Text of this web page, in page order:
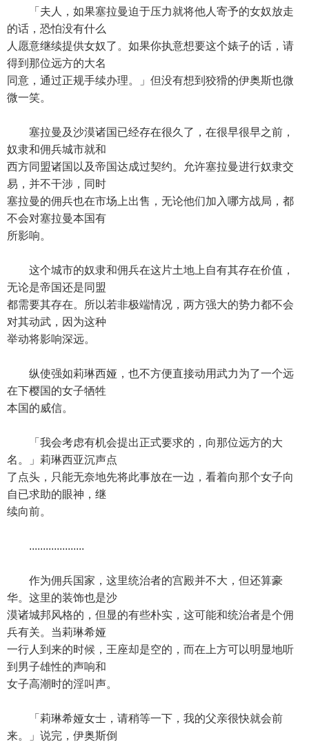
「夫人，如果塞拉曼迫于压力就将他人寄予的女奴放走
的话，恐怕没有什么
人愿意继续提供女奴了。如果你执意想要这个婊子的话，请
得到那位远方的大名
同意，通过正规手续办理。」但没有想到狡猾的伊奥斯也微
微一笑。
塞拉曼及沙漠诸国已经存在很久了，在很早很早之前，
奴隶和佣兵城市就和
西方同盟诸国以及帝国达成过契约。允许塞拉曼进行奴隶交
易，并不干涉，同时
塞拉曼的佣兵也在市场上出售，无论他们加入哪方战局，都
不会对塞拉曼本国有
所影响。
这个城市的奴隶和佣兵在这片土地上自有其存在价值，
无论是帝国还是同盟
都需要其存在。所以若非极端情况，两方强大的势力都不会
对其动武，因为这种
举动将影响深远。
纵使强如莉琳西娅，也不方便直接动用武力为了一个远
在下樱国的女子牺牲
本国的威信。
「我会考虑有机会提出正式要求的，向那位远方的大
名。」莉琳西亚沉声点
了点头，只能无奈地先将此事放在一边，看着向那个女子向
自已求助的眼神，继
续向前。
....................
作为佣兵国家，这里统治者的宫殿并不大，但还算豪
华。这里的装饰也是沙
漠诸城邦风格的，但显的有些朴实，这可能和统治者是个佣
兵有关。当莉琳希娅
一行人到来的时候，王座却是空的，而在上方可以明显地听
到男子雄性的声响和
女子高潮时的淫叫声。
「莉琳希娅女士，请稍等一下，我的父亲很快就会前
来。」说完，伊奥斯倒